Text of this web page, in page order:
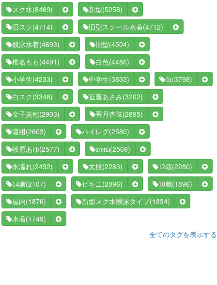
スク水(8469) 新型(5258)
旧スク (4714) 旧型スクール水着(4712)
競泳水着(4693) 旧型(4504)
椎名もも (4491) 白色(4486)
小学生(4233) 中学生(3833) 白 (3798)
白スク (3348) 近藤あさみ(3202)
金子美穂(2903) 香月杏珠(2895)
濃紺(2603) ハイレグ(2580)
牧原あゆ(2577) arena(2569)
水濡れ(2492) 太股(2283) 12歳(2280)
14歳(2107) ビキニ (2096) 10歳(1896)
屋内(1876) 新型スク水競泳タイプ(1834)
水着(1749)
全てのタグを表示する